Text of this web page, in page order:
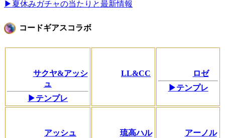
▶夏休みガチャの当たりと最新情報
コードギアスコラボ
サクヤ&アッシ
ュ
▶テンプレ
LL&CC
ロゼ
▶テンプレ
アッシュ
琉高ハル
アーノル